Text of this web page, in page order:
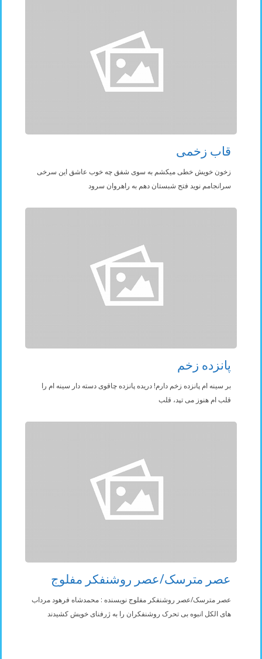
قاب زخمی
زخون خویش خطی میکشم به سوی شفق چه خوب عاشق این سرخی
سرانجامم نوید فتح شبستان دهم به راهروان سرود
پانزده زخم
بر سينه ام پانزده زخم دارم! دریده پانزده چاقوی دسته دار سینه ام را
قلب ام هنوز می تپد، قلب
عصر مترسک/عصر روشنفکر مفلوج
عصر مترسک/عصر روشنفکر مفلوج نویسنده : محمدشاه فرهود مرداب
های الکل انبوه بی تحرک روشنفکران را به ژرفنای خویش کشیدند